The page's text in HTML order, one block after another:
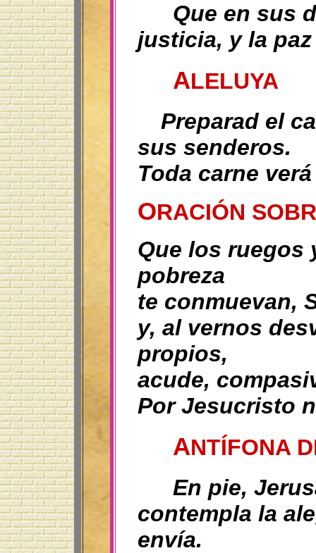
Que en sus
justicia, y la
ALELUYA
Preparad el
sus senderos.
Toda carne
ORACIÓN
Que los ruegos
pobreza
te conmuevan,
y, al vernos
propios,
acude,
Por Jesucristo
ANTÍFONA
En pie,
contempla la
envía.